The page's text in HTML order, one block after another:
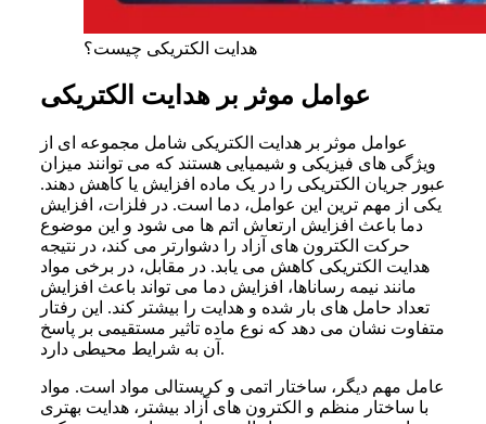
هدایت الکتریکی چیست؟
عوامل موثر بر هدایت الکتریکی
عوامل موثر بر هدایت الکتریکی شامل مجموعه ای از
ویژگی های فیزیکی و شیمیایی هستند که می توانند میزان
عبور جریان الکتریکی را در یک ماده افزایش یا کاهش دهند.
یکی از مهم ترین این عوامل، دما است. در فلزات، افزایش
دما باعث افزایش ارتعاش اتم ها می شود و این موضوع
حرکت الکترون های آزاد را دشوارتر می کند، در نتیجه
هدایت الکتریکی کاهش می یابد. در مقابل، در برخی مواد
مانند نیمه رساناها، افزایش دما می تواند باعث افزایش
تعداد حامل های بار شده و هدایت را بیشتر کند. این رفتار
متفاوت نشان می دهد که نوع ماده تاثیر مستقیمی بر پاسخ
آن به شرایط محیطی دارد.
عامل مهم دیگر، ساختار اتمی و کریستالی مواد است. مواد
با ساختار منظم و الکترون های آزاد بیشتر، هدایت بهتری